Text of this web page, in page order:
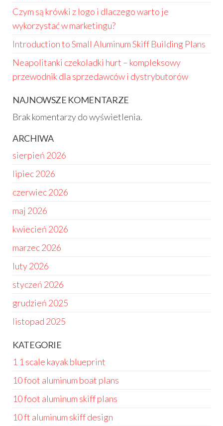
Czym są krówki z logo i dlaczego warto je
wykorzystać w marketingu?
Introduction to Small Aluminum Skiff Building Plans
Neapolitanki czekoladki hurt – kompleksowy
przewodnik dla sprzedawców i dystrybutorów
NAJNOWSZE KOMENTARZE
Brak komentarzy do wyświetlenia.
ARCHIWA
sierpień 2026
lipiec 2026
czerwiec 2026
maj 2026
kwiecień 2026
marzec 2026
luty 2026
styczeń 2026
grudzień 2025
listopad 2025
KATEGORIE
1 1 scale kayak blueprint
10 foot aluminum boat plans
10 foot aluminum skiff plans
10 ft aluminum skiff design